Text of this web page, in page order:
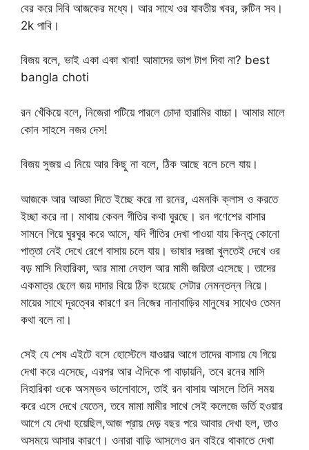
বের করে দিবি আজকের মধ্যে। আর সাথে ওর যাবতীয় খবর, রুটিন সব।
2k পাবি।
বিজয় বলে, ভাই একা একা খাবা! আমাদের ভাগ টাগ দিবা না? best
bangla choti
রন খেঁকিয়ে বলে, নিজেরা পটিয়ে পারলে চোদা হারামির বাচ্চা। আমার মালে
কোন সাহসে নজর দেস!
বিজয় সুজয় এ নিয়ে আর কিছু না বলে, ঠিক আছে বলে চলে যায়।
আজকে আর আড্ডা দিতে ইচ্ছে করে না রনের, এমনকি ক্লাস ও করতে
ইচ্ছা করে না। মাথায় কেবল গীতির কথা ঘুরছে। রন গণেশের বাসার
সামনে গিয়ে ঘুরঘুর করে আসে, যদি গীতির দেখা পাওয়া যায় কিন্তু কোনো
পাত্তা নেই দেখে রেগে বাসায় চলে যায়। ভাষার দরজা খুলতেই দেখে ওর
বড় মাসি নিহারিকা, আর মামা নেহাল আর মামী জয়িতা এসেছে। তাদের
একমাত্র ছেলে জয় দাদার বিয়ে ঠিক হয়েছে সেটার নেমন্তন্ন নিয়ে।
মায়ের সাথে দূরত্বের কারণে রন নিজের নানাবাড়ির মানুষের সাথেও তেমন
কথা বলে না।
সেই যে শেষ এইটে বসে হোস্টেলে যাওয়ার আগে তাদের বাসায় যে গিয়ে
দেখা করে এসেছে, এরপর আর ঐদিকে পা বাড়ায়নি, তবে রনের মাসি
নিহারিকা ওকে অসম্ভব ভালোবাসে, তাই রন বাসায় আসলে তিনি সময়
করে এসে দেখে যেতেন, তবে মামা মামীর সাথে সেই কলেজে ভর্তি হওয়ার
আগে যে দেখা হয়েছিল,আজ প্রায় দেড় বছর পরে আবার দেখা হল, তাও
অসময়ে আসার কারণে। ওনারা বাড়ি আসলেও রন বাইরে থাকাতে দেখা